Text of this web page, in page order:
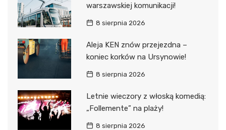
warszawskiej komunikacji!
8 sierpnia 2026
Aleja KEN znów przejezdna –
koniec korków na Ursynowie!
8 sierpnia 2026
Letnie wieczory z włoską komedią:
„Follemente” na plaży!
8 sierpnia 2026